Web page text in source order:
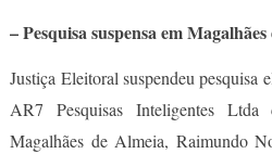
– Pesquisa suspensa em
Justiça Eleitoral suspendeu pesquisa
AR7 Pesquisas Inteligentes
Magalhães de Almeia, Raimundo